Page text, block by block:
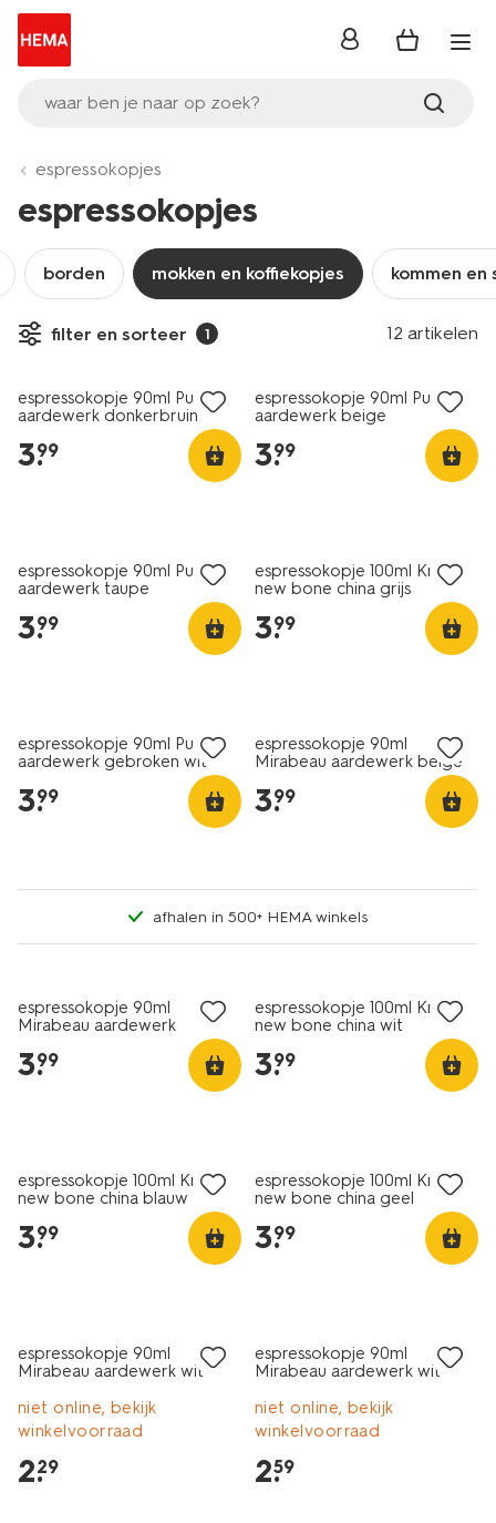
waar ben je naar op zoek?
inloggen
espressokopjes
espressokopjes
borden mokken en koffiekopjes kommen en
filter en sorteer 1 12 artikelen
2+1 gratis
espressokopje 90ml Puur
aardewerk donkerbruin
3.
99
espressokopje 90ml Puur
aardewerk beige
3.
99
espressokopje 90ml Puur
aardewerk taupe
3.
99
espressokopje 100ml Knap
new bone china grijs
3.
99
espressokopje 90ml Puur
aardewerk gebroken wit
3.
99
espressokopje 90ml
Mirabeau aardewerk beige
3.
99
afhalen in 500+ HEMA winkels
espressokopje 90ml
Mirabeau aardewerk
3.
99
espressokopje 100ml Knap
new bone china wit
3.
99
espressokopje 100ml Knap
new bone china blauw
3.
99
espressokopje 100ml Knap
new bone china geel
3.
99
espressokopje 90ml
Mirabeau aardewerk wit
niet online, bekijk
winkelvoorraad
2.
29
espressokopje 90ml
Mirabeau aardewerk wit
niet online, bekijk
winkelvoorraad
2.
59